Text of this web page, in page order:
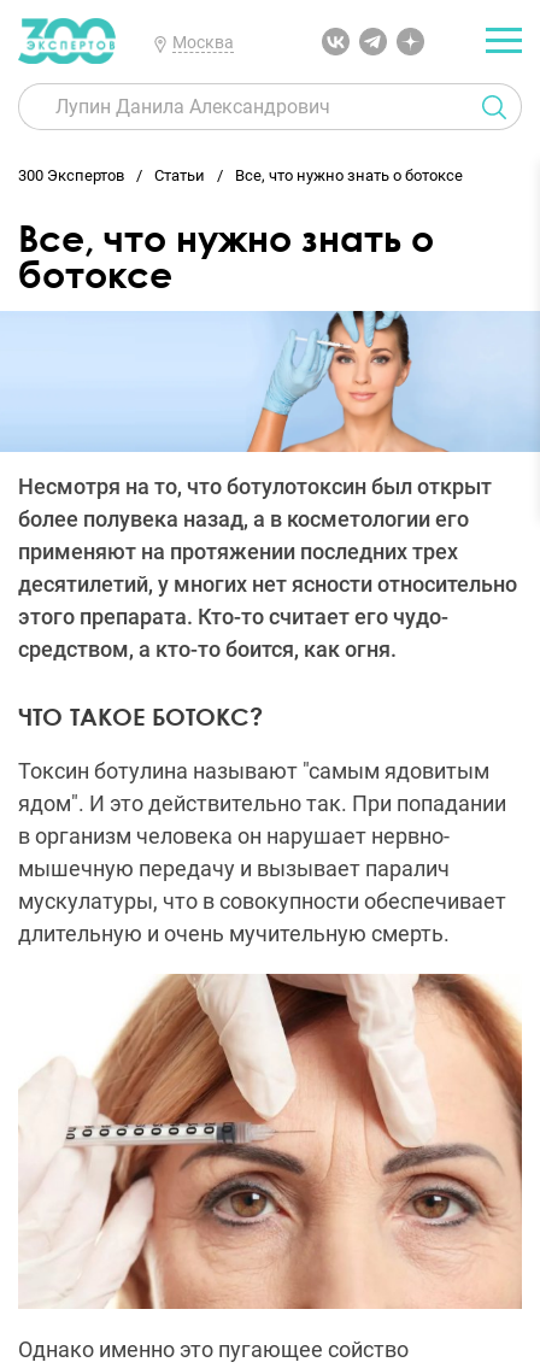
Москва
300 Экспертов Статьи Все, что нужно знать о ботоксе
Все, что нужно знать о
ботоксе
Несмотря на то, что ботулотоксин был открыт
более полувека назад, а в косметологии его
применяют на протяжении последних трех
десятилетий, у многих нет ясности относительно
этого препарата. Кто-то считает его чудо-
средством, а кто-то боится, как огня.
ЧТО ТАКОЕ БОТОКС?
Токсин ботулина называют "самым ядовитым
ядом". И это действительно так. При попадании
в организм человека он нарушает нервно-
мышечную передачу и вызывает паралич
мускулатуры, что в совокупности обеспечивает
длительную и очень мучительную смерть.
Однако именно это пугающее сойство